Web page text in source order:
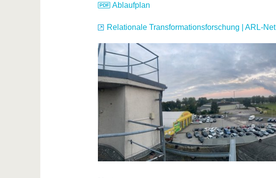
Ablaufplan
Relationale Transformationsforschung | ARL-Net